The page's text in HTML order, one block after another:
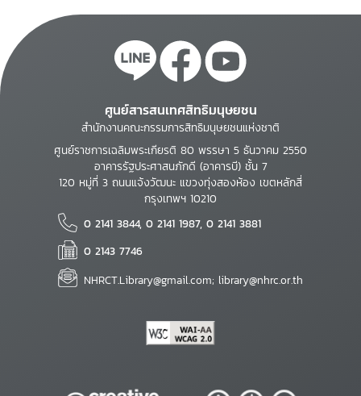
ศูนย์สารสนเทศสิทธิมนุษยชน
สำนักงานคณะกรรมการสิทธิมนุษยชนแห่งชาติ
ศูนย์ราชการเฉลิมพระเกียรติ 80 พรรษา 5 ธันวาคม 2550
อาคารรัฐประศาสนภักดี (อาคารบี) ชั้น 7
120 หมู่ที่ 3 ถนนแจ้งวัฒนะ แขวงทุ่งสองห้อง เขตหลักสี่
กรุงเทพฯ 10210
0 2141 3844, 0 2141 1987, 0 2141 3881
0 2143 7746
NHRCT.Library@gmail.com; library@nhrc.or.th